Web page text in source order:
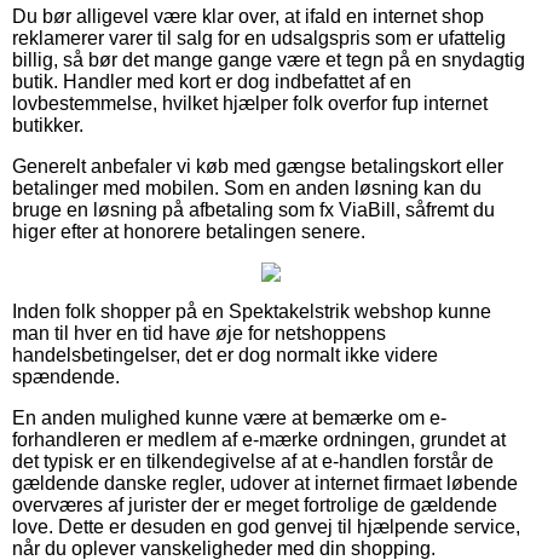
Du bør alligevel være klar over, at ifald en internet shop
reklamerer varer til salg for en udsalgspris som er ufattelig
billig, så bør det mange gange være et tegn på en snydagtig
butik. Handler med kort er dog indbefattet af en
lovbestemmelse, hvilket hjælper folk overfor fup internet
butikker.
Generelt anbefaler vi køb med gængse betalingskort eller
betalinger med mobilen. Som en anden løsning kan du
bruge en løsning på afbetaling som fx ViaBill, såfremt du
higer efter at honorere betalingen senere.
Inden folk shopper på en Spektakelstrik webshop kunne
man til hver en tid have øje for netshoppens
handelsbetingelser, det er dog normalt ikke videre
spændende.
En anden mulighed kunne være at bemærke om e-
forhandleren er medlem af e-mærke ordningen, grundet at
det typisk er en tilkendegivelse af at e-handlen forstår de
gældende danske regler, udover at internet firmaet løbende
overværes af jurister der er meget fortrolige de gældende
love. Dette er desuden en god genvej til hjælpende service,
når du oplever vanskeligheder med din shopping.